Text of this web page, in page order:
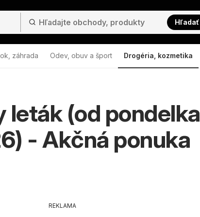
Hľadať
záhrada Odev, obuv a šport Drogéria, kozmetika
leták (od pondelka
- Akčná ponuka
REKLAMA